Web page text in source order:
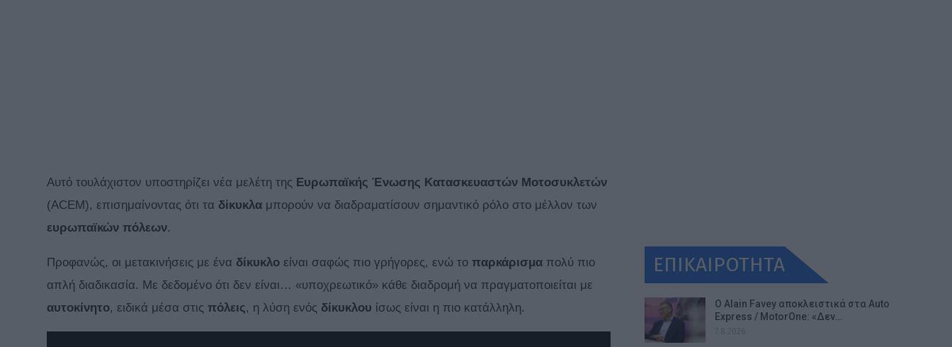
Αυτό τουλάχιστον υποστηρίζει νέα μελέτη της Ευρωπαϊκής Ένωσης Κατασκευαστών Μοτοσυκλετών
(ACEM), επισημαίνοντας ότι τα δίκυκλα μπορούν να διαδραματίσουν σημαντικό ρόλο στο μέλλον των
ευρωπαϊκών πόλεων.
Προφανώς, οι μετακινήσεις με ένα δίκυκλο είναι σαφώς πιο γρήγορες, ενώ το παρκάρισμα πολύ πιο
απλή διαδικασία. Με δεδομένο ότι δεν είναι… «υποχρεωτικό» κάθε διαδρομή να πραγματοποιείται με
αυτοκίνητο, ειδικά μέσα στις πόλεις, η λύση ενός δίκυκλου ίσως είναι η πιο κατάλληλη.
ΕΠΙΚΑΙΡΟΤΗΤΑ
Ο Alain Favey αποκλειστικά στα Auto
Express / MotorOne: «Δεν…